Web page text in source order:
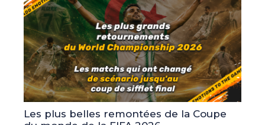
Les plus belles remontées de la Coupe